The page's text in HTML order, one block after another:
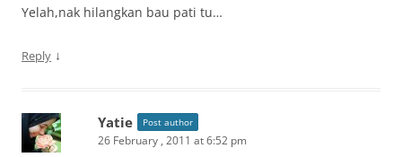
Yelah,nak hilangkan bau pati tu…
Reply ↓
Yatie Post author
26 February , 2011 at 6:52 pm